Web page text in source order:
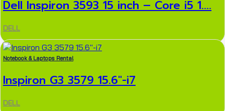
Dell Inspiron 3593 15 inch – Core i5 1....
DELL
Notebook & Laptops Rental
Inspiron G3 3579 15.6″-i7
DELL